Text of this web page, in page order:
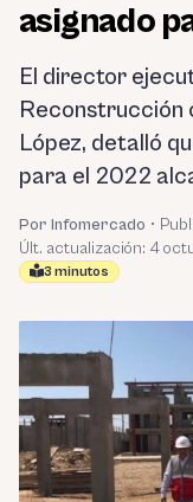
asignado
El director
Reconstrucción
López, detalló
para el 2022
Por Infomercado •
Últ. actualización: 4
3 minutos